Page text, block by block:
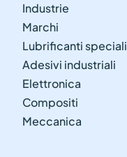
Industrie
Marchi
Lubrificanti speciali
Adesivi industriali
Elettronica
Compositi
Meccanica